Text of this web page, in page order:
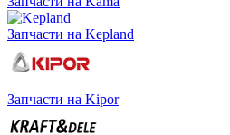
Запчасти на Kepland
Запчасти на Kipor